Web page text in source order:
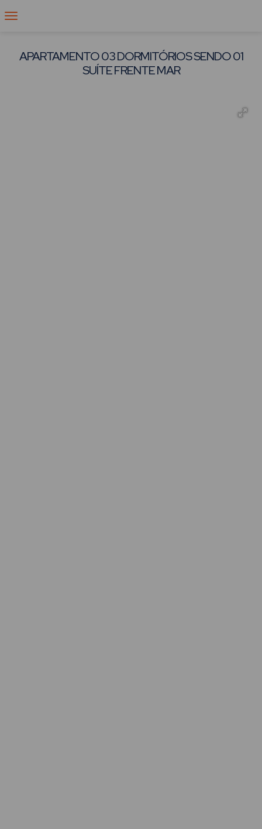
APARTAMENTO 03 DORMITÓRIOS SENDO 01
SUÍTE FRENTE MAR